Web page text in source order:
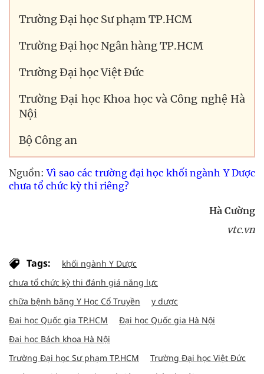
Trường Đại học Sư phạm TP.HCM
Trường Đại học Ngân hàng TP.HCM
Trường Đại học Việt Đức
Trường Đại học Khoa học và Công nghệ Hà
Nội
Bộ Công an
Nguồn:Vì sao các trường đại học khối ngành Y Dược
chưa tổ chức kỳ thi riêng?
Hà Cường
vtc.vn
Tags:
khối ngành Y Dược
chưa tổ chức kỳ thi đánh giá năng lực
chữa bệnh băng Y Học Cổ Truyền
y dược
Đại học Quốc gia TP.HCM
Đại học Quốc gia Hà Nội
Đại học Bách khoa Hà Nội
Trường Đại học Sư phạm TP.HCM
Trường Đại học Việt Đức